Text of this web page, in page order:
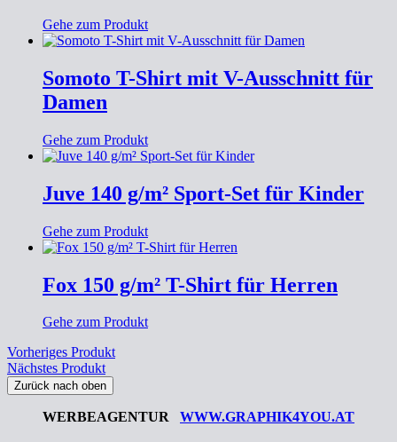
Gehe zum Produkt
Somoto T-Shirt mit V-Ausschnitt für
Damen
Gehe zum Produkt
Juve 140 g/m² Sport-Set für Kinder
Gehe zum Produkt
Fox 150 g/m² T-Shirt für Herren
Gehe zum Produkt
Vorheriges Produkt
Nächstes Produkt
Zurück nach oben
WERBEAGENTUR WWW.GRAPHIK4YOU.AT